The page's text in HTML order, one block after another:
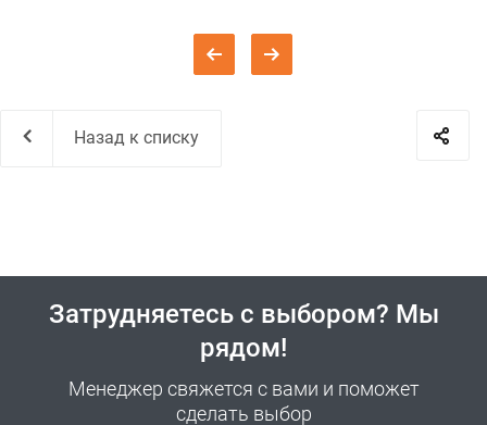
Назад к списку
Затрудняетесь с выбором? Мы
рядом!
Менеджер свяжется с вами и поможет
сделать выбор